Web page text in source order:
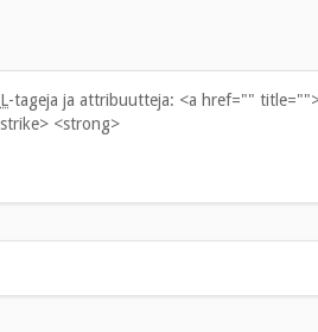
-tageja ja attribuutteja: <a href=""
<strong>